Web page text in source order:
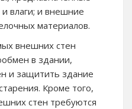
влаги; и внешние
материалов.
внешних стен
в здании,
и защитить здание
Кроме того,
стен требуются